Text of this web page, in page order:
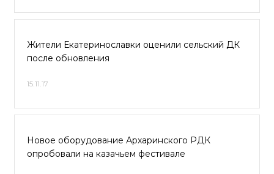
Жители Екатеринославки оценили сельский ДК
после обновления
15.11.17
Новое оборудование Архаринского РДК
опробовали на казачьем фестивале